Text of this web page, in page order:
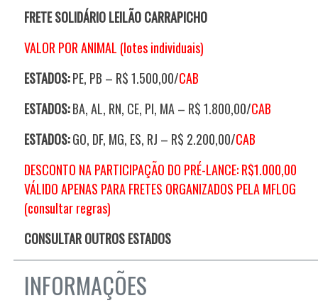
FRETE SOLIDÁRIO LEILÃO CARRAPICHO
VALOR POR ANIMAL (lotes individuais)
ESTADOS:PE, PB – R$ 1.500,00/CAB
ESTADOS:BA, AL, RN, CE, PI, MA – R$ 1.800,00/CAB
ESTADOS:GO, DF, MG, ES, RJ – R$ 2.200,00/CAB
DESCONTO NA PARTICIPAÇÃO DO PRÉ-LANCE: R$1.000,00
VÁLIDO APENAS PARA FRETES ORGANIZADOS PELA MFLOG
(consultar regras)
CONSULTAR OUTROS ESTADOS
INFORMAÇÕES